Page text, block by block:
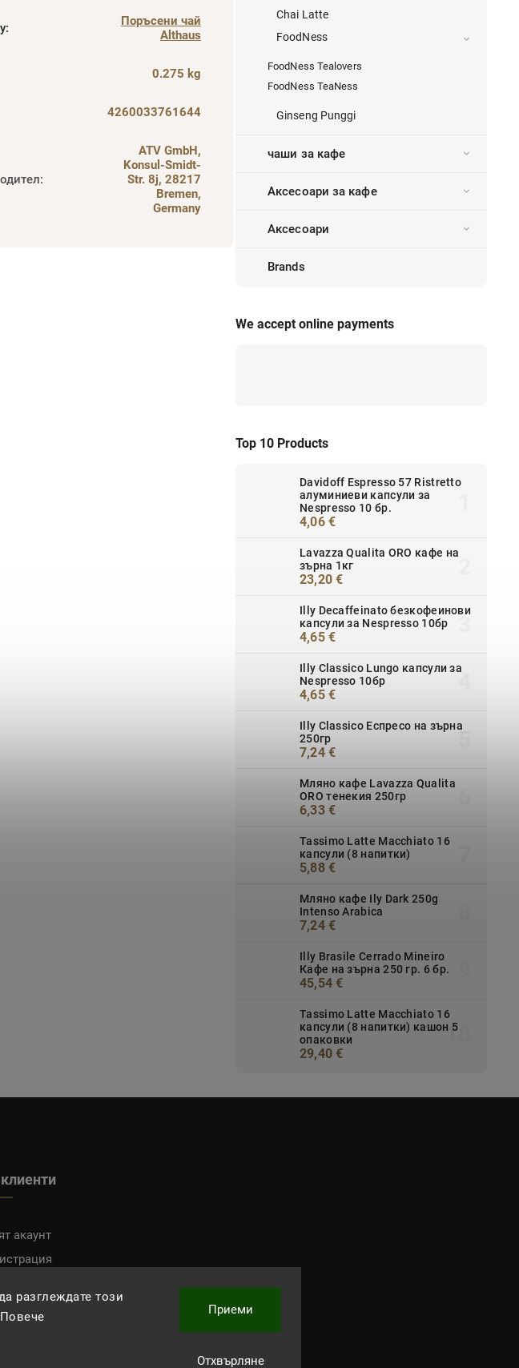
разглеждате този
Отхвърляне
Приеми
Chai Latte
FoodNess
FoodNess Tealovers
FoodNess TeaNess
Ginseng Punggi
чаши за кафе
Аксесоари за кафе
Аксесоари
Brands
We accept online payments
Top 10 Products
Davidoff Espresso 57 Ristretto
алуминиеви капсули за
Nespresso 10 бр.
4,06 €
Lavazza Qualita ORO кафе на
зърна 1кг
23,20 €
Illy Decaffeinato безкофеинови
капсули за Nespresso 10бр
4,65 €
Illy Classico Lungo капсули за
Nespresso 10бр
4,65 €
Illy Classico Еспресо на зърна
250гр
7,24 €
Мляно кафе Lavazza Qualita
ORO тенекия 250гр
6,33 €
Tassimo Latte Macchiato 16
капсули (8 напитки)
5,88 €
Мляно кафе Ily Dark 250g
Intenso Arabica
7,24 €
Illy Brasile Cerrado Mineiro
Кафе на зърна 250 гр. 6 бр.
45,54 €
Tassimo Latte Macchiato 16
капсули (8 напитки) кашон 5
опаковки
29,40 €
:
Поръсени чай
Althaus
0.275 kg
4260033761644
:
ATV GmbH,
Konsul-Smidt-
Str. 8j, 28217
Bremen,
Germany
акаунт